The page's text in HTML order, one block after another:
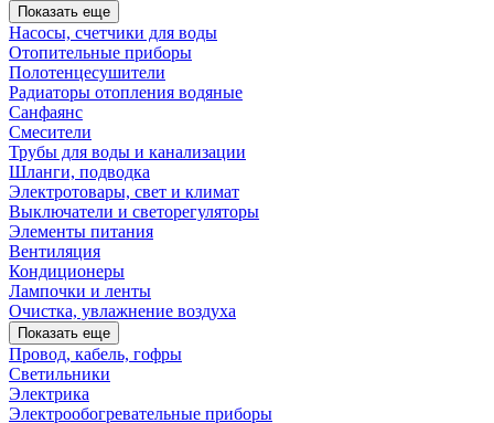
Показать еще
Насосы, счетчики для воды
Отопительные приборы
Полотенцесушители
Радиаторы отопления водяные
Санфаянс
Смесители
Трубы для воды и канализации
Шланги, подводка
Электротовары, свет и климат
Выключатели и светорегуляторы
Элементы питания
Вентиляция
Кондиционеры
Лампочки и ленты
Очистка, увлажнение воздуха
Показать еще
Провод, кабель, гофры
Светильники
Электрика
Электрообогревательные приборы